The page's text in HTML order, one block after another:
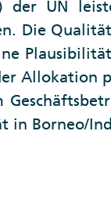
der UN
Die
Allokation
in Borneo/